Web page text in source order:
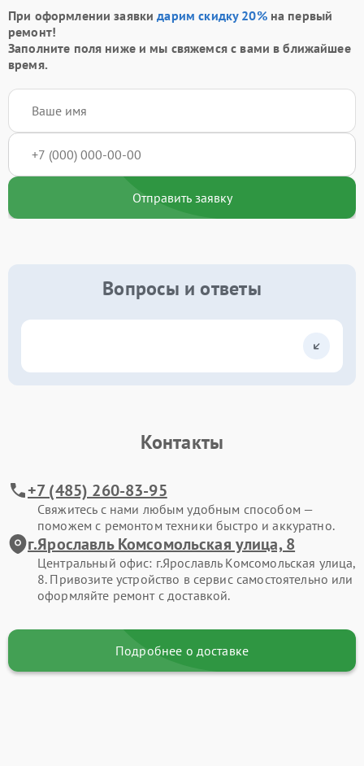
При оформлении заявкидарим скидку 20%на первый
ремонт!
Заполните поля ниже и мы свяжемся с вами в ближайшее
время.
Отправить заявку
Вопросы и ответы
Контакты
+7 (485) 260-83-95
Свяжитесь с нами любым удобным способом —
поможем с ремонтом техники быстро и аккуратно.
г.Ярославль Комсомольская улица, 8
Центральный офис: г.Ярославль Комсомольская улица,
8. Привозите устройство в сервис самостоятельно или
оформляйте ремонт с доставкой.
Подробнее о доставке